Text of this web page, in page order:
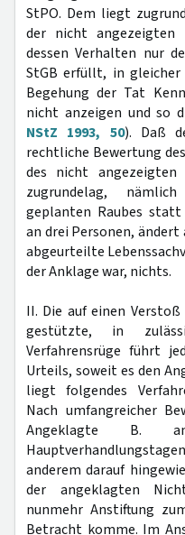
StPO. Dem liegt
der nicht angezeigten
dessen Verhalten nur
StGB erfüllt, in gleicher
Begehung der Tat
nicht anzeigen und so
NStZ 1993, 50). Daß
rechtliche Bewertung
des nicht angezeigten
zugrundelag,
geplanten Raubes
an drei Personen,
abgeurteilte
der Anklage war, nichts.
II. Die auf einen Verstoß
gestützte, in
Verfahrensrüge führt
Urteils, soweit es den
liegt folgendes
Nach umfangreicher
Angeklagte
anderem darauf
der angeklagten
nunmehr Anstiftung
Betracht komme. Im